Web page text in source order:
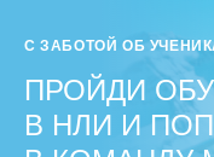
С ЗАБОТОЙ ОБ
ПРОЙДИ
В НЛИ И